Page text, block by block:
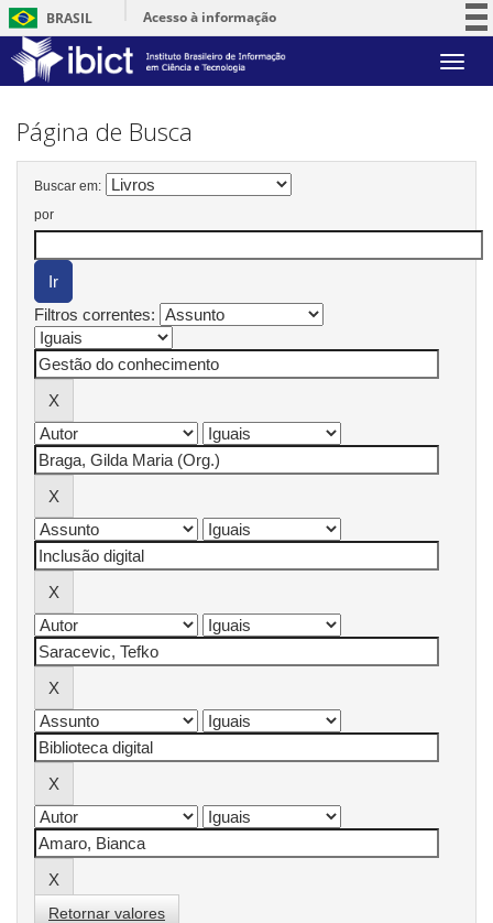
BRASIL
Acesso à informação
Serviços
Skip
Página de Busca
Buscar em:
por
Filtros correntes:
Retornar valores